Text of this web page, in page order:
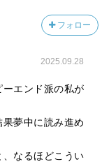
フォロー
2025.09.28
エンド派の私が
夢中に読み進め
なるほどこうい